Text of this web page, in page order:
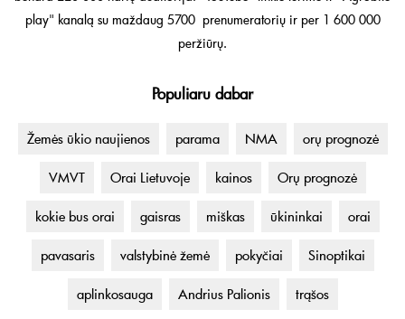
play" kanalą su maždaug 5700 prenumeratorių ir per 1 600 000
peržiūrų.
Populiaru dabar
Žemės ūkio naujienos parama NMA orų prognozė
VMVT Orai Lietuvoje kainos Orų prognozė
kokie bus orai gaisras miškas ūkininkai orai
pavasaris valstybinė žemė pokyčiai Sinoptikai
aplinkosauga Andrius Palionis trąšos